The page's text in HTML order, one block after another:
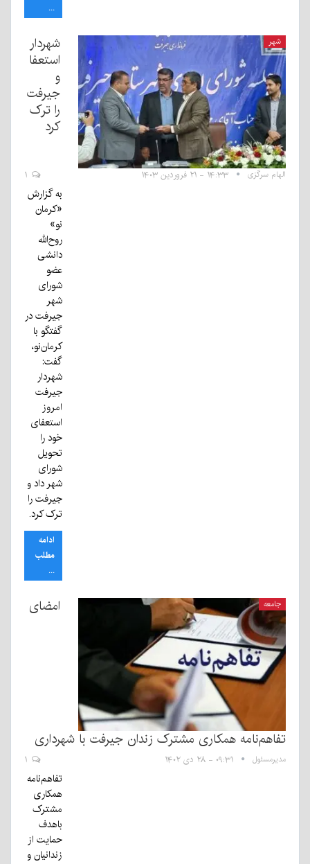
...
شهر
شهردار
استعفا
و
جیرفت
را ترک
کرد
الهام سرگزی ۱۴:۳۳ - ۲۱ فروردین ۱۴۰۳
به گزارش
«کرمان
نو»
روح‌الله
دانشی
عضو
شورای
شهر
جیرفت در
گفتگو با
کرمان‌نو،
گفت:
شهردار
جیرفت
امروز
استعفای
خود را
تحویل
شورای
شهر داد و
جیرفت را
ترک کرد.
ادامه
مطلب
...
جامعه امضای
تفاهم‌نامه همکاری مشترک زندان جیرفت با شهرداری
مدیرمسئول ۰۹:۳۱ - ۲۸ دی ۱۴۰۲
تفاهم‌نامه
همکاری
مشترک
باهدف
حمایت از
زندانیان و